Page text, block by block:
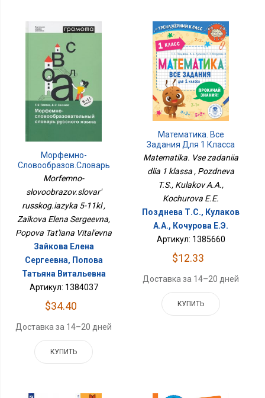
Морфемно-
Словообразов.словарь
Русског.языка 5-11кл
Morfemno-
slovoobrazov.slovar'
russkog.iazyka 5-11kl ,
Zaikova Elena Sergeevna,
Popova Tat'iana Vital'evna
Зайкова Елена
Сергеевна, Попова
Татьяна Витальевна
Артикул: 1384037
$34.40
Доставка за 14–20 дней
КУПИТЬ
Математика. Все
Задания Для 1 Класса
Matematika. Vse zadaniia
dlia 1 klassa , Pozdneva
T.S., Kulakov A.A.,
Kochurova E.E.
Позднева Т.С., Кулаков
А.А., Кочурова Е.Э.
Артикул: 1385660
$12.33
Доставка за 14–20 дней
КУПИТЬ